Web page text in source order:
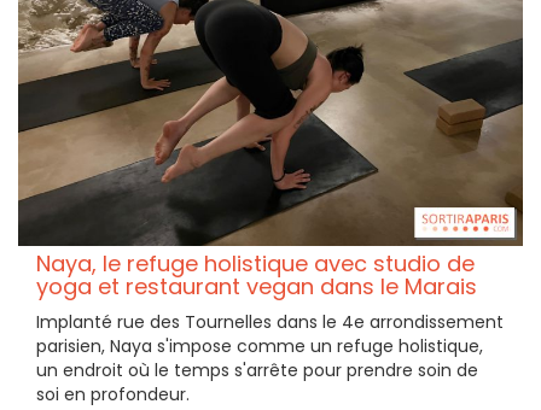
Naya, le refuge holistique avec studio de
yoga et restaurant vegan dans le Marais
Implanté rue des Tournelles dans le 4e arrondissement
parisien, Naya s'impose comme un refuge holistique,
un endroit où le temps s'arrête pour prendre soin de
soi en profondeur.